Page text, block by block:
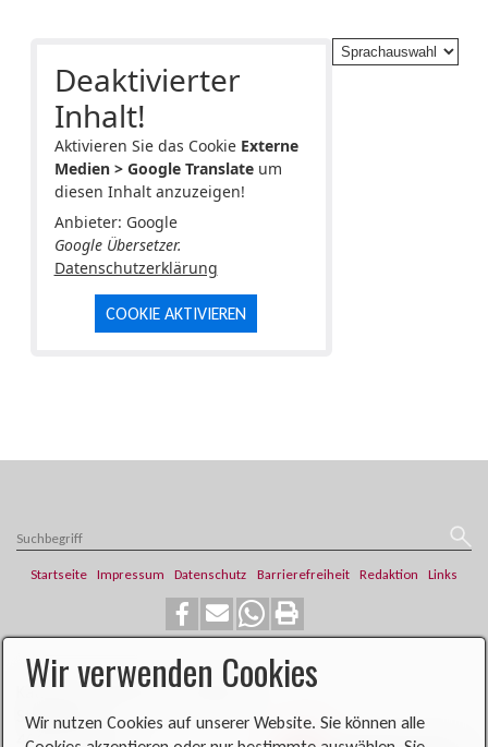
Deaktivierter
Inhalt!
Aktivieren Sie das Cookie Externe
Medien > Google Translateum
diesen Inhalt anzuzeigen!
Anbieter: Google
Google Übersetzer.
Datenschutzerklärung
COOKIE AKTIVIEREN
Startseite Impressum Datenschutz Barrierefreiheit Redaktion Links
​​​​Katholische Pfarrei St. Franziskus
Steinweg 6
46419 Isselburg
Wir verwenden Cookies
Wir nutzen Cookies auf unserer Website. Sie können alle